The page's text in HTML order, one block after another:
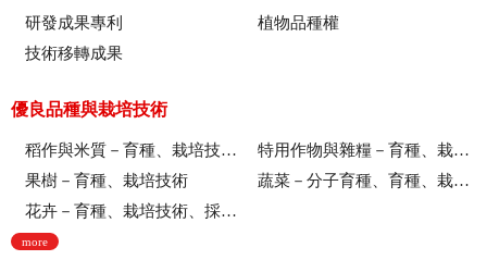
研發成果專利
植物品種權
技術移轉成果
優良品種與栽培技術
稻作與米質－育種、栽培技術、綜合、稻米品質
特用作物與雜糧－育種、栽培技術
果樹－育種、栽培技術
蔬菜－分子育種、育種、栽培技術
花卉－育種、栽培技術、採後技術、組織培養、園藝療育、產業推廣
more